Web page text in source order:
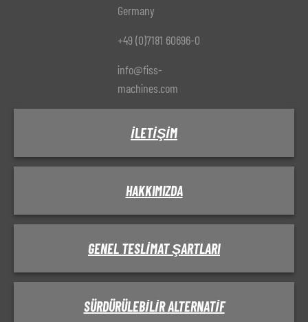
Germany
+49 (0)7181 60696-0
info@fiss-
machines.com
İLETIŞIM
HAKKIMIZDA
GENEL TESLIMAT ŞARTLARI
SÜRDÜRÜLEBILIR ALTERNATIF